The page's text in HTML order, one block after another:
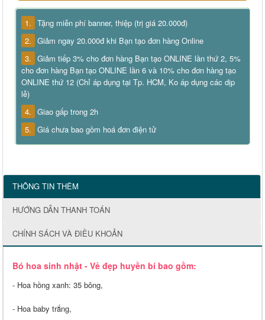
1. Tặng miễn phí banner, thiệp (trị giá 20.000đ)
2. Giảm ngay 20.000đ khi Bạn tạo đơn hàng Online
3. Giảm tiếp 3% cho đơn hàng Bạn tạo ONLINE lần thứ 2, 5%
cho đơn hàng Bạn tạo ONLINE lần 6 và 10% cho đơn hàng tạo
ONLINE thứ 12 (Chỉ áp dụng tại Tp. HCM, Ko áp dụng các dịp
lễ)
4. Giao gấp trong 2h
5. Giá chưa bao gồm hoá đơn điện tử
THÔNG TIN THÊM
HƯỚNG DẪN THANH TOÁN
CHÍNH SÁCH VÀ ĐIỀU KHOẢN
Bó hoa sinh nhật - Vẻ đẹp huyền bí bao gồm:
- Hoa hồng xanh: 35 bông,
- Hoa baby trắng,